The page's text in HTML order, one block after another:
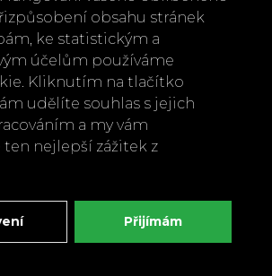
obsahu stránek
ke statistickým a
účelům používáme
Kliknutím na tlačítko
udělíte souhlas s jejich
a my vám
nejlepší zážitek z
Přijímám